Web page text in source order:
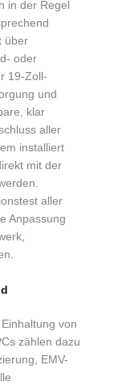
in der Regel
über
oder
19-Zoll-
und
klar
aller
installiert
mit der
aller
Anpassung
von
zählen dazu
EMV-